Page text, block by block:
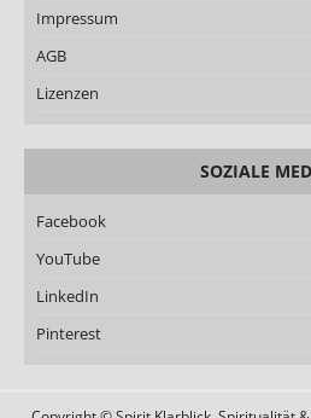
Impressum
AGB
Lizenzen
SOZIALE
Facebook
YouTube
LinkedIn
Pinterest